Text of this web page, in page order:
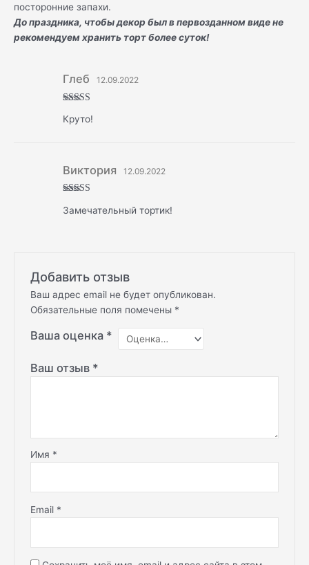
посторонние запахи.
До праздника, чтобы декор был в первозданном виде не
рекомендуем хранить торт более суток!
из 5
Глеб 12.09.2022
Круто!
из 5
Виктория 12.09.2022
Замечательный тортик!
Добавить отзыв
Ваш адрес email не будет опубликован.
Обязательные поля помечены *
Ваша оценка *
Ваш отзыв *
Имя *
Email *